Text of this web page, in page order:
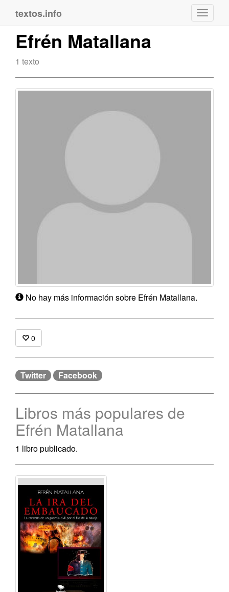
textos.info
Efrén Matallana
1 texto
No hay más información sobre Efrén Matallana.
0
Twitter Facebook
Libros más populares de
Efrén Matallana
1 libro publicado.